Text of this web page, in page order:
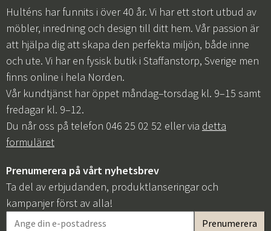
Hulténs har funnits i över 40 år. Vi har ett stort utbud av
möbler, inredning och design till ditt hem. Vår passion är
att hjälpa dig att skapa den perfekta miljön, både inne
och ute. Vi har en fysisk butik i Staffanstorp, Sverige men
finns online i hela Norden.
Vår kundtjänst har öppet måndag–torsdag kl. 9–15 samt
fredagar kl. 9–12.
Du når oss på telefon 046 25 02 52 eller via detta
formuläret
Prenumerera på vårt nyhetsbrev
Ta del av erbjudanden, produktlanseringar och
kampanjer först av alla!